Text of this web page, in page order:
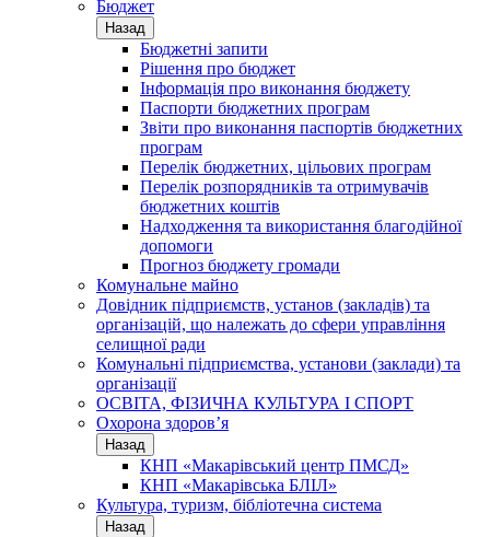
Бюджет
Назад
Бюджетні запити
Рішення про бюджет
Інформація про виконання бюджету
Паспорти бюджетних програм
Звіти про виконання паспортів бюджетних
програм
Перелік бюджетних, цільових програм
Перелік розпорядників та отримувачів
бюджетних коштів
Надходження та використання благодійної
допомоги
Прогноз бюджету громади
Комунальне майно
Довідник підприємств, установ (закладів) та
організацій, що належать до сфери управління
селищної ради
Комунальні підприємства, установи (заклади) та
організації
ОСВІТА, ФІЗИЧНА КУЛЬТУРА І СПОРТ
Охорона здоров’я
Назад
КНП «Макарівський центр ПМСД»
КНП «Макарівська БЛІЛ»
Культура, туризм, бібліотечна система
Назад